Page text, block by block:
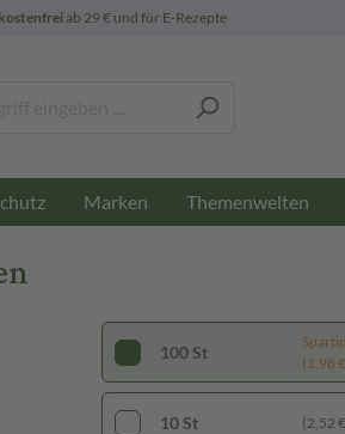
ab 29 € und für E-Rezepte
Marken Themenwelten
100 St
(1,98
10 St (2,52